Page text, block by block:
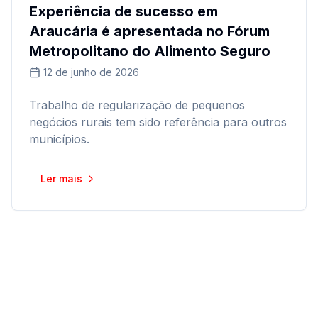
Experiência de sucesso em
Araucária é apresentada no Fórum
Metropolitano do Alimento Seguro
12 de junho de 2026
Trabalho de regularização de pequenos
negócios rurais tem sido referência para outros
municípios.
Ler mais